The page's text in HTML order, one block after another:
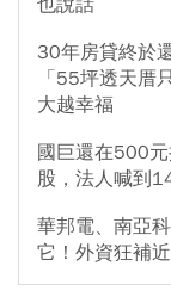
30年房貸終於
「55坪透天厝
大越幸福
國巨還在500
股，法人喊到
華邦電、南亞
它！外資狂補